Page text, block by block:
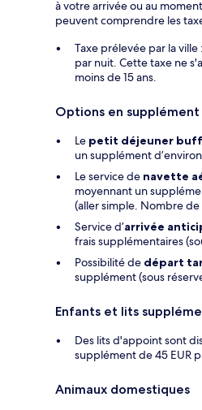
à votre arrivée ou au
peuvent comprendre les
Taxe prélevée par la
par nuit. Cette taxe ne
moins de 15 ans.
Options en supplément
Le petit déjeuner
un supplément
Le service de navette
moyennant un
(aller simple. Nombre
Service d’arrivée
frais supplémentaires
Possibilité de départ
supplément (sous
Enfants et lits
Des lits d'appoint sont
supplément de 45 EUR
Animaux domestiques